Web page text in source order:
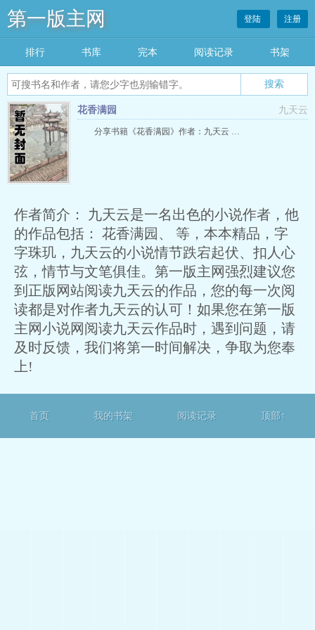
第一版主网
搜索
登陆 注册
排行 书库 完本 阅读记录 书架
九天云
花香满园
分享书籍《花香满园》作者：九天云 …
作者简介： 九天云是一名出色的小说作者，他
的作品包括： 花香满园、 等，本本精品，字
字珠玑，九天云的小说情节跌宕起伏、扣人心
弦，情节与文笔俱佳。第一版主网强烈建议您
到正版网站阅读九天云的作品，您的每一次阅
读都是对作者九天云的认可！如果您在第一版
主网小说网阅读九天云作品时，遇到问题，请
及时反馈，我们将第一时间解决，争取为您奉
上!
首页 我的书架 阅读记录 顶部↑